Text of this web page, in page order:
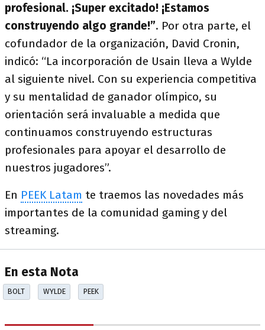
profesional. ¡Super excitado! ¡Estamos
construyendo algo grande!”. Por otra parte, el
cofundador de la organización, David Cronin,
indicó: “La incorporación de Usain lleva a Wylde
al siguiente nivel. Con su experiencia competitiva
y su mentalidad de ganador olímpico, su
orientación será invaluable a medida que
continuamos construyendo estructuras
profesionales para apoyar el desarrollo de
nuestros jugadores”.
En PEEK Latam te traemos las novedades más
importantes de la comunidad gaming y del
streaming.
En esta Nota
BOLT WYLDE PEEK